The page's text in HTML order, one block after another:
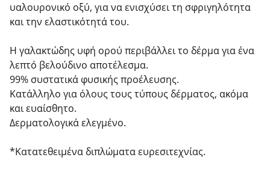
υαλουρονικό οξύ, για να ενισχύσει τη σφριγηλότητα
και την ελαστικότητά του.
Η γαλακτώδης υφή ορού περιβάλλει το δέρμα για ένα
λεπτό βελούδινο αποτέλεσμα.
99% συστατικά φυσικής προέλευσης.
Κατάλληλο για όλους τους τύπους δέρματος, ακόμα
και ευαίσθητο.
Δερματολογικά ελεγμένο.
*Κατατεθειμένα διπλώματα ευρεσιτεχνίας.